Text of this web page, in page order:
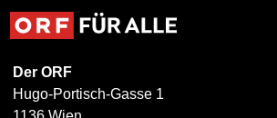
Der ORF
Hugo-Portisch-Gasse 1